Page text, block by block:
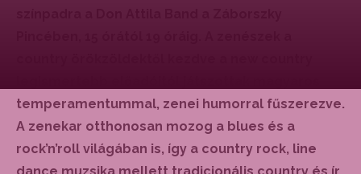
temperamentummal, zenei humorral fűszerezve.
A zenekar otthonosan mozog a blues és a
rock’n’roll világában is, így a country rock, line